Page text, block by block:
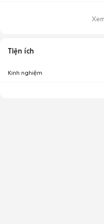
Tiện ích
Kinh nghiệm